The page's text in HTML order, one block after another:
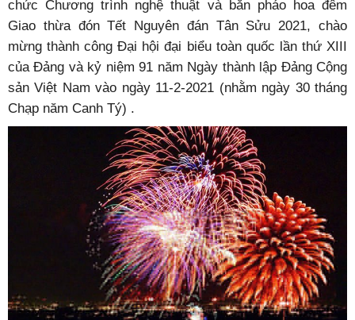
chức Chương trình nghệ thuật và bắn pháo hoa đêm
Giao thừa đón Tết Nguyên đán Tân Sửu 2021, chào
mừng thành công Đại hội đại biểu toàn quốc lần thứ XIII
của Đảng và kỷ niệm 91 năm Ngày thành lập Đảng Cộng
sản Việt Nam vào ngày 11-2-2021 (nhằm ngày 30 tháng
Chạp năm Canh Tý) .